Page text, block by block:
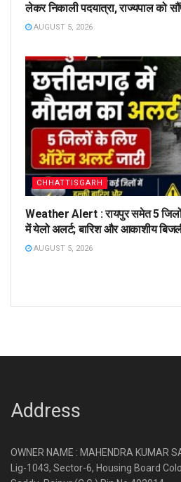
लेकर निकाली पदयात्रा, राज्यपाल को
AUGUST 5, 2026
CHHATTISGARH
Weather Alert : रायपुर समेत 5
में येलो अलर्ट; बारिश और आकाशीय
AUGUST 5, 2026
Address
OWNER NAME : MAHENDRA KUMAR
Lig-1043, Sector-6, Housing Board